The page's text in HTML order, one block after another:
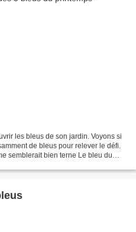
les bleus de son jardin. Voyons si
de bleus pour relever le défi.
semblerait bien terne Le bleu du